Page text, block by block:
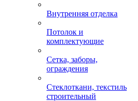
Внутренняя отделка
Потолок и
комплектующие
Сетка, заборы,
ограждения
Стеклоткани, текстиль
строительный